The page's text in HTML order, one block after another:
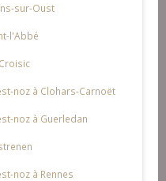
sur-Oust
l'Abbé
noz à Clohars-Carnoët
noz à Guerledan
noz à Rennes